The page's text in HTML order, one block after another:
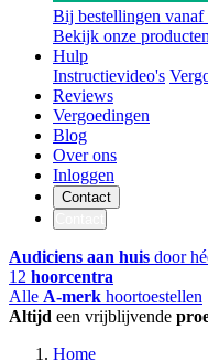
Bij bestellingen vanaf
Bekijk onze
Hulp
Instructievideo's
Reviews
Vergoedingen
Blog
Over ons
Inloggen
Contact
Audiciens aan huis door
12 hoorcentra
Alle A-merk hoortoestellen
Altijd een vrijblijvende
Home